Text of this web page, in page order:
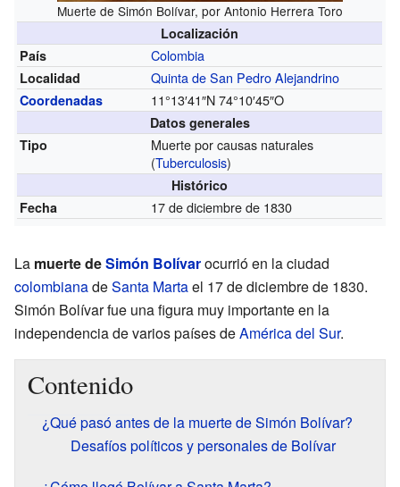
Muerte de Simón Bolívar, por Antonio Herrera Toro
Localización
País
Colombia
Localidad Quinta de San Pedro Alejandrino
Coordenadas 11°13′41″N74°10′45″O
Datos generales
Tipo
Muerte por causas naturales
(Tuberculosis)
Histórico
Fecha
17 de diciembre de 1830
La muerte deSimón Bolívarocurrió en la ciudad
colombianadeSanta Martael 17 de diciembre de 1830.
Simón Bolívar fue una figura muy importante en la
independencia de varios países deAmérica del Sur.
Contenido
¿Qué pasó antes de la muerte de Simón Bolívar?
Desafíos políticos y personales de Bolívar